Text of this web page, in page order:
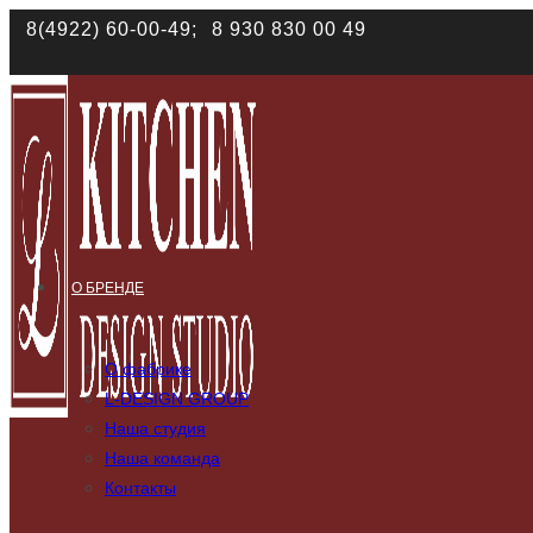
8(4922) 60-00-49; 8 930 830 00 49
О БРЕНДЕ
О фабрике
L-DESIGN GROUP
Наша студия
Наша команда
Контакты
Наш сайт использует файлы cookies. Продолжая им